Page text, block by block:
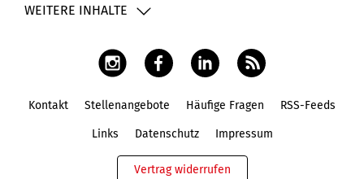
WEITERE INHALTE
Kontakt Stellenangebote Häufige Fragen RSS-Feeds
Links Datenschutz Impressum
Vertrag widerrufen